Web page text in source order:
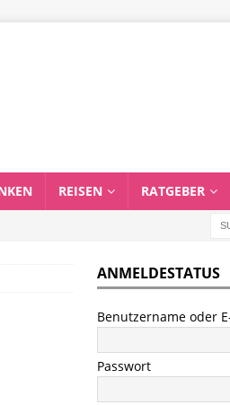
REISEN RATGEBER
ANMELDESTATUS
Benutzername oder
Passwort